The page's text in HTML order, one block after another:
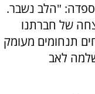
ספדה: "הלב נשבר.
של חברתנו
תנחומים מעומק
לאב